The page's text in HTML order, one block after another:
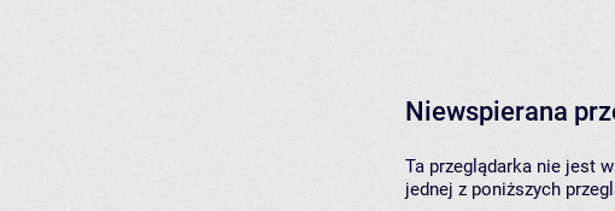
Niewspierana
Ta przeglądarka nie jest
jednej z poniższych